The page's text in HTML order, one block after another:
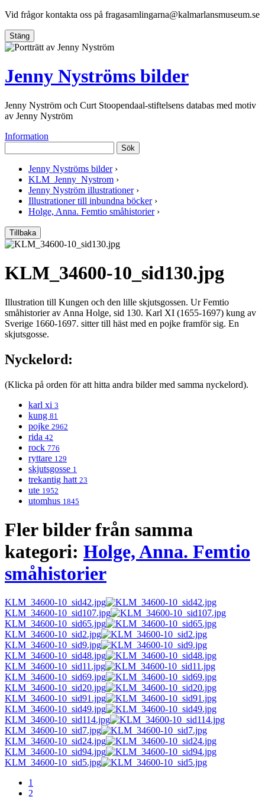
Vid frågor kontakta oss på fragasamlingarna@kalmarlansmuseum.se
Stäng
Jenny Nyströms bilder
Jenny Nyström och Curt Stoopendaal-stiftelsens databas med motiv
av Jenny Nyström
Information
Sök
Jenny Nyströms bilder ›
KLM_Jenny_Nystrom ›
Jenny Nyström illustrationer ›
Illustrationer till inbundna böcker ›
Holge, Anna. Femtio småhistorier ›
Tillbaka
KLM_34600-10_sid130.jpg
Illustration till Kungen och den lille skjutsgossen. Ur Femtio
småhistorier av Anna Holge, sid 130. Karl XI (1655-1697) kung av
Sverige 1660-1697. sitter till häst med en pojke framför sig. En
skjutsgosse.
Nyckelord:
(Klicka på orden för att hitta andra bilder med samma nyckelord).
karl xi 3
kung 81
pojke 2962
rida 42
rock 776
ryttare 129
skjutsgosse 1
trekantig hatt 23
ute 1952
utomhus 1845
Fler bilder från samma
kategori: Holge, Anna. Femtio
småhistorier
KLM_34600-10_sid42.jpg
KLM_34600-10_sid107.jpg
KLM_34600-10_sid65.jpg
KLM_34600-10_sid2.jpg
KLM_34600-10_sid9.jpg
KLM_34600-10_sid48.jpg
KLM_34600-10_sid11.jpg
KLM_34600-10_sid69.jpg
KLM_34600-10_sid20.jpg
KLM_34600-10_sid91.jpg
KLM_34600-10_sid49.jpg
KLM_34600-10_sid114.jpg
KLM_34600-10_sid7.jpg
KLM_34600-10_sid24.jpg
KLM_34600-10_sid94.jpg
KLM_34600-10_sid5.jpg
1
2